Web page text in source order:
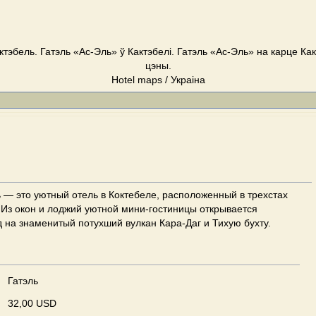
Гатэль «Ас-Эль» ў Кактэбелі. Гатэль «Ас-Эль» на карце
цэны.
Hotel maps / Украіна
это уютный отель в Коктебеле, расположенный в трехстах
окон и лоджий уютной мини-гостиницы открывается
на знаменитый потухший вулкан Кара-Даг и Тихую бухту.
Гатэль
32,00 USD